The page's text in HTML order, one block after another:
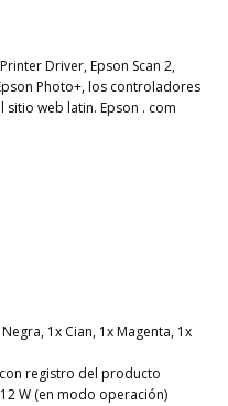
Driver, Epson Scan 2,
Photo+, los controladores
web latin. Epson . com
1x Cian, 1x Magenta, 1x
registro del producto
W (en modo operación)